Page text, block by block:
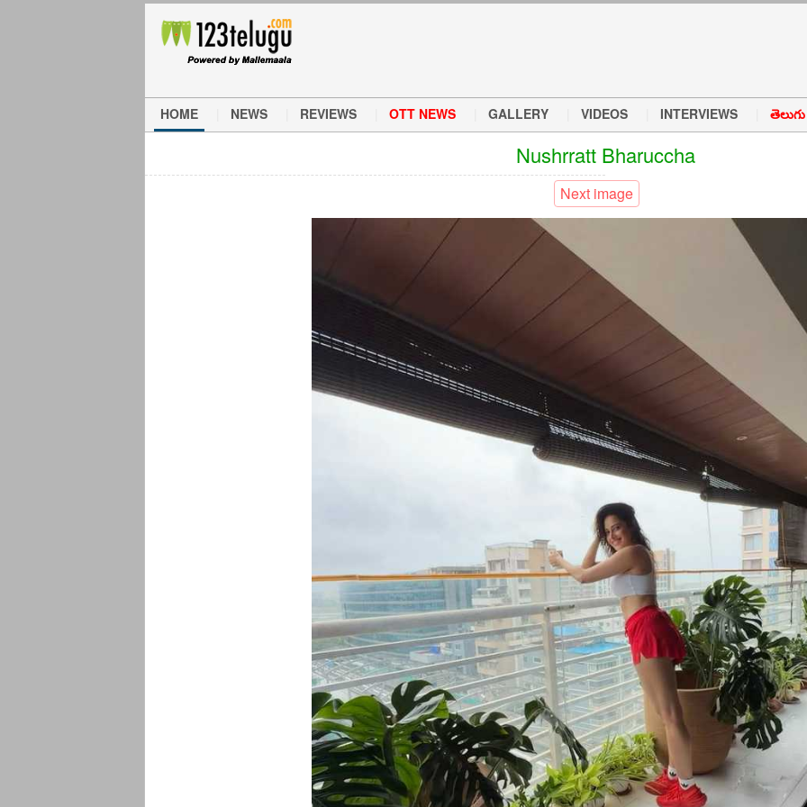
HOME NEWS REVIEWS OTT NEWS GALLERY VIDEOS INTERVIEWS
Nushrratt Bharuccha
Next image